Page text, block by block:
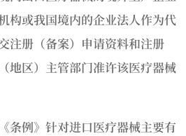
构或我国境内的企业法人作为代
注册（备案）申请资料和注册
地区）主管部门准许该医疗器械
条例》针对进口医疗器械主要有